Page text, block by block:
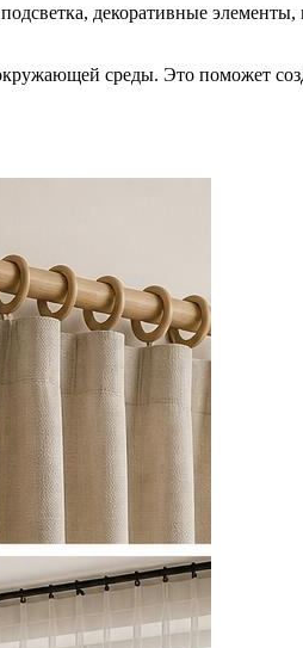
декоративные
среды. Это поможет